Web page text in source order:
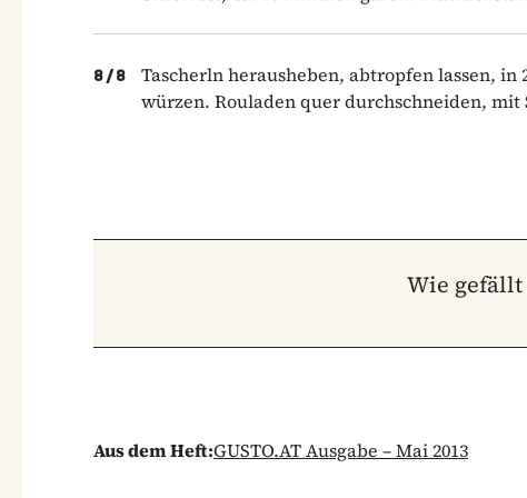
8/8
Tascherln herausheben, abtropfen lassen,
würzen. Rouladen quer durchschneiden, mit
Wie gefällt
Aus dem Heft:GUSTO.AT Ausgabe – Mai 2013